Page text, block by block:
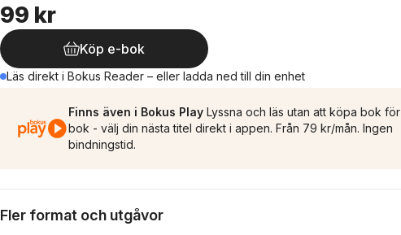
99 kr
Köp e-bok
Läs direkt i Bokus Reader – eller ladda ned till din enhet
Finns även i Bokus Play Lyssna och läs utan att köpa bok för
bok - välj din nästa titel direkt i appen. Från 79 kr/mån. Ingen
bindningstid.
Fler format och utgåvor